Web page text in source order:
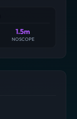
1.5m
NOSCOPE